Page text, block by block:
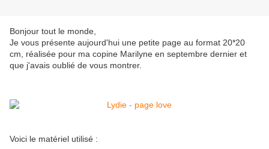
Bonjour tout le monde,
Je vous présente aujourd'hui une petite page au format 20*20
cm, réalisée pour ma copine Marilyne en septembre dernier et
que j'avais oublié de vous montrer.
Voici le matériel utilisé :